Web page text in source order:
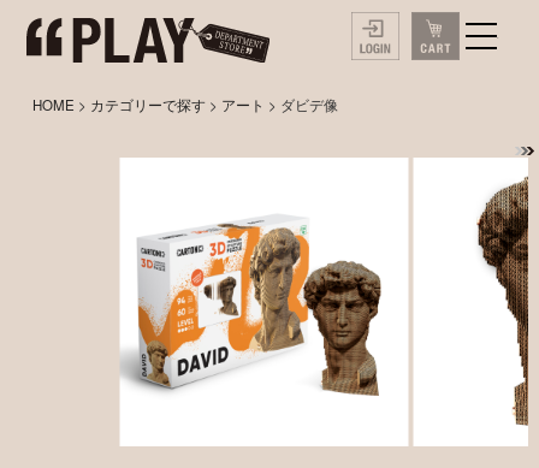
HOME > カテゴリーで探す > アート > ダビデ像